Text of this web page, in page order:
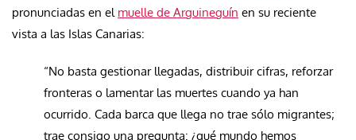
pronunciadas en el muelle de Arguineguín en su reciente
vista a las Islas Canarias:
“No basta gestionar llegadas, distribuir cifras, reforzar
fronteras o lamentar las muertes cuando ya han
ocurrido. Cada barca que llega no trae sólo migrantes;
trae consigo una pregunta: ¿qué mundo hemos